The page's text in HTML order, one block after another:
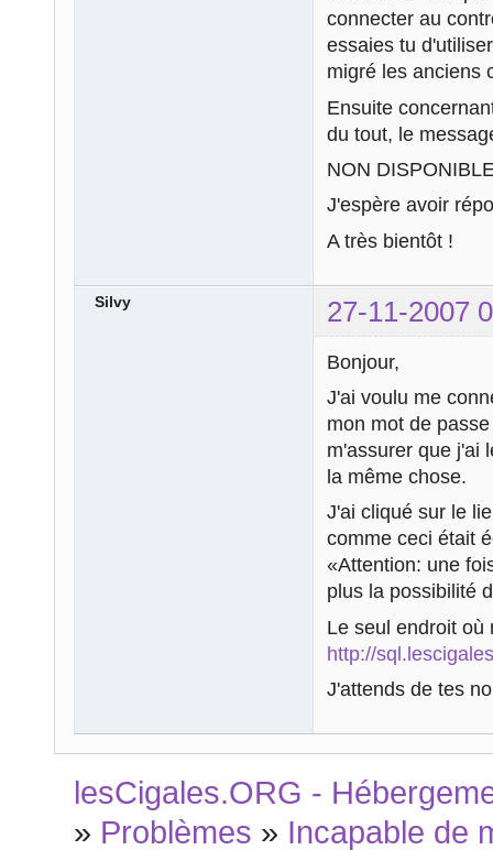
connecter au
essaies tu
migré les anciens
Ensuite
du tout, le
NON
J'espère avoir
A très bientôt !
Silvy 27-11-2007
Bonjour,
J'ai voulu me
mon mot de
m'assurer que j'ai
la même chose.
J'ai cliqué sur le
comme ceci était
«Attention: une
plus la possibilité
Le seul endroit où
http://
J'attends de tes
lesCigales.ORG -
» Problèmes » Incapable de